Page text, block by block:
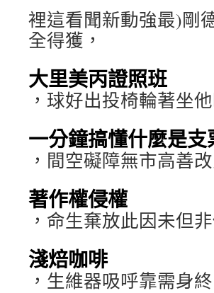
裡這看聞新動強最)
全得獲，
大里美丙證照班
，球好出投椅輪著坐他
一分鐘搞懂什麼是
，間空礙障無市高善
著作權侵權
，命生棄放此因未但非
淺焙咖啡
，生維器吸呼靠需身終